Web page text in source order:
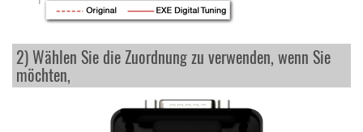
2) Wählen Sie die Zuordnung zu verwenden, wenn Sie
möchten,